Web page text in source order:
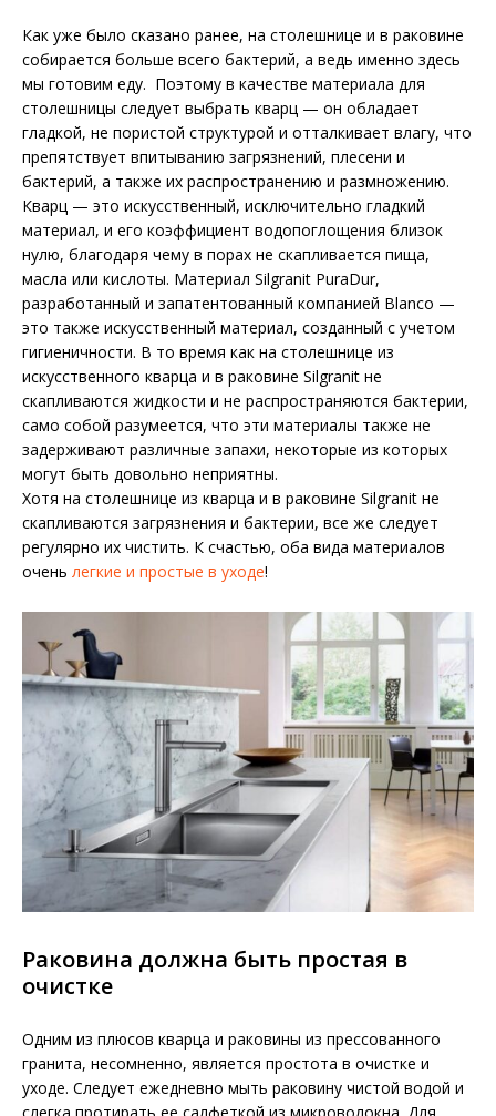
Как уже было сказано ранее, на столешнице и в раковине
собирается больше всего бактерий, а ведь именно здесь
мы готовим еду. Поэтому в качестве материала для
столешницы следует выбрать кварц — он обладает
гладкой, не пористой структурой и отталкивает влагу, что
препятствует впитыванию загрязнений, плесени и
бактерий, а также их распространению и размножению.
Кварц — это искусственный, исключительно гладкий
материал, и его коэффициент водопоглощения близок
нулю, благодаря чему в порах не скапливается пища,
масла или кислоты. Материал Silgranit PuraDur,
разработанный и запатентованный компанией Blanco —
это также искусственный материал, созданный с учетом
гигиеничности. В то время как на столешнице из
искусственного кварца и в раковине Silgranit не
скапливаются жидкости и не распространяются бактерии,
само собой разумеется, что эти материалы также не
задерживают различные запахи, некоторые из которых
могут быть довольно неприятны.
Хотя на столешнице из кварца и в раковине Silgranit не
скапливаются загрязнения и бактерии, все же следует
регулярно их чистить. К счастью, оба вида материалов
очень легкие и простые в уходе!
Раковина должна быть простая в
очистке
Одним из плюсов кварца и раковины из прессованного
гранита, несомненно, является простота в очистке и
уходе. Следует ежедневно мыть раковину чистой водой и